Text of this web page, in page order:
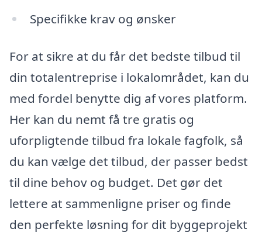
Specifikke krav og ønsker
For at sikre at du får det bedste tilbud til
din totalentreprise i lokalområdet, kan du
med fordel benytte dig af vores platform.
Her kan du nemt få tre gratis og
uforpligtende tilbud fra lokale fagfolk, så
du kan vælge det tilbud, der passer bedst
til dine behov og budget. Det gør det
lettere at sammenligne priser og finde
den perfekte løsning for dit byggeprojekt